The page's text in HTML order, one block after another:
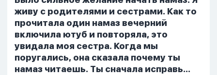
я рассказала о своих проблемах. Затем
я сказала ему:...
живу с родителями и сестрами. Как то
прочитала один намаз вечерний
включила ютуб и повторяла, это
увидала моя сестра. Когда мы
поругались, она сказала почему ты
намаз читаешь. Ты сначала исправь